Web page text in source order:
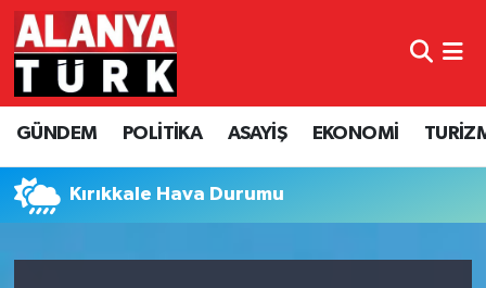
GÜNDEM POLİTİKA ASAYİŞ EKONOMİ
Kırıkkale Hava Durumu
GÜNDEM
POLİTİKA
ASAYİŞ
Nöbetçi Eczaneler
Hava Durumu
Namaz Vakitleri